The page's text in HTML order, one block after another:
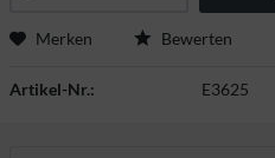
Merken Bewerten
Artikel-Nr.: E3625